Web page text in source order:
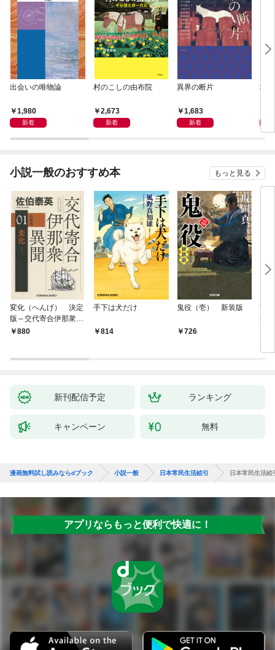
出会いの唯物論
1,980
新着
村のこしの由布院
2,673
新着
異界の断片
1,683
新着
地
小説一般のおすすめ本 もっと見る
変化（へんげ） 決定
版～交代寄合伊那衆異
聞（1）～
880
手下は犬だけ
814
鬼役（壱） 新装版
726
南
舟
新刊配信予定 ランキング
キャンペーン 無料
漫画無料試し読みならdブック 小説一般 日本常民生活絵引 日本常民生活絵
アプリならもっと便利で快適に！